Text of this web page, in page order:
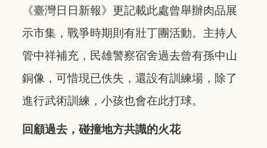
《臺灣日日新報》更記載此處曾舉辦肉品展
示市集，戰爭時期則有壯丁團活動。主持人
管中祥補充，民雄警察宿舍過去曾有孫中山
銅像，可惜現已佚失，還設有訓練場，除了
進行武術訓練，小孩也會在此打球。
回顧過去，碰撞地方共識的火花